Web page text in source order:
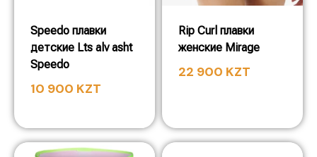
Speedo плавки
детские Lts alv asht
Speedo
10 900 KZT
Rip Curl плавки
женские Mirage
22 900 KZT